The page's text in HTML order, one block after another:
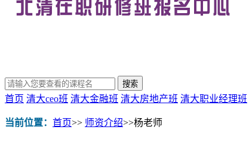
首页 清大ceo班 清大金融班 清大房地产班 清大职业经理班
当前位置： 首页>> 师资介绍>>杨老师